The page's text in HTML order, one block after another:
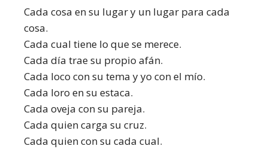
Cada cosa en su lugar y un lugar para cada
cosa.
Cada cual tiene lo que se merece.
Cada día trae su propio afán.
Cada loco con su tema y yo con el mío.
Cada loro en su estaca.
Cada oveja con su pareja.
Cada quien carga su cruz.
Cada quien con su cada cual.